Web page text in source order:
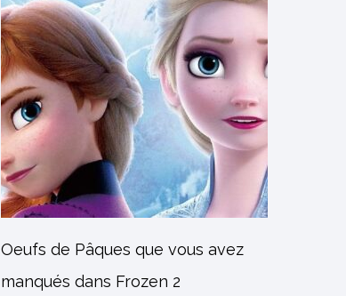
Oeufs de Pâques que vous avez
manqués dans Frozen 2